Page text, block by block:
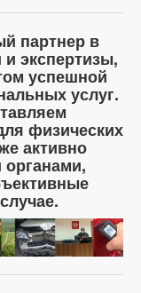
партнер в
экспертизы,
успешной
услуг.
физических
активно